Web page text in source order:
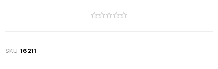
SKU: 16211